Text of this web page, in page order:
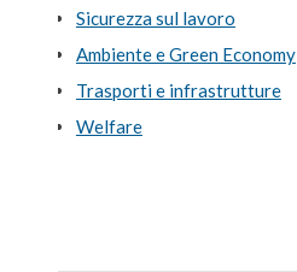
Sicurezza sul lavoro
Ambiente e Green Economy
Trasporti e infrastrutture
Welfare